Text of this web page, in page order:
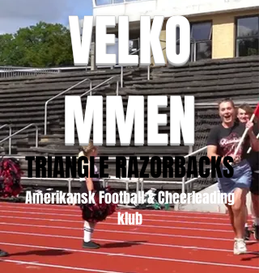
TRIANGLE RAZORBACKS
Amerikansk Football & Cheerleading
klub
VELKO
MMEN